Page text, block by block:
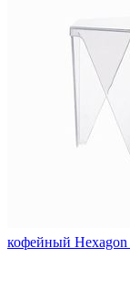
кофейный Hexagon